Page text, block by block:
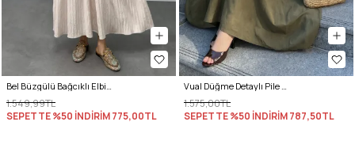
Bel Büzgülü Bağcıklı Elbise 0081 - EKRU
1.549,99TL
SEPETTE %50 İNDİRİM775,00TL
Vual Düğme Detaylı Pile Elbise 5007 - KOYU HAKİ
1.575,00TL
SEPETTE %50 İNDİRİM787,50TL